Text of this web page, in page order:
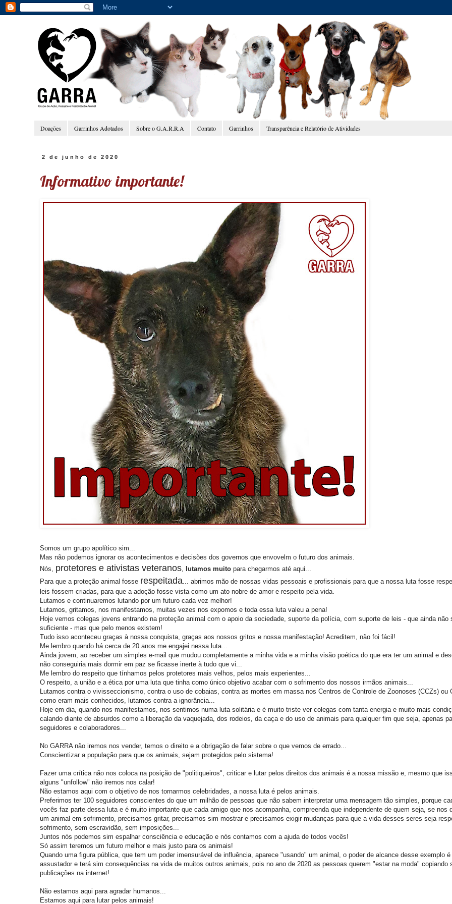
Doações Garrinhos Adotados Sobre o G.A.R.R.A Contato Garrinhos Transparência e Relatório de Atividades
2 de junho de 2020
Informativo importante!
Somos um grupo apolítico sim...
Mas não podemos ignorar os acontecimentos e decisões dos governos que envovelm o futuro dos animais.
Nós, protetores e ativistas veteranos, lutamos muito para chegarmos até aqui...
Para que a proteção animal fosse respeitada... abrimos mão de nossas vidas pessoais e profissionais para que a nossa luta fosse
leis fossem criadas, para que a adoção fosse vista como um ato nobre de amor e respeito pela vida.
Lutamos e continuaremos lutando por um futuro cada vez melhor!
Lutamos, gritamos, nos manifestamos, muitas vezes nos expomos e toda essa luta valeu a pena!
Hoje vemos colegas jovens entrando na proteção animal com o apoio da sociedade, suporte da polícia, com suporte de leis - que ainda não
suficiente - mas que pelo menos existem!
Tudo isso aconteceu graças à nossa conquista, graças aos nossos gritos e nossa manifestação! Acreditem, não foi fácil!
Me lembro quando há cerca de 20 anos me engajei nessa luta...
Ainda jovem, ao receber um simples e-mail que mudou completamente a minha vida e a minha visão poética do que era ter um animal e
não conseguiria mais dormir em paz se ficasse inerte à tudo que vi...
Me lembro do respeito que tínhamos pelos protetores mais velhos, pelos mais experientes...
O respeito, a união e a ética por uma luta que tinha como único objetivo acabar com o sofrimento dos nossos irmãos animais...
Lutamos contra o vivisseccionismo, contra o uso de cobaias, contra as mortes em massa nos Centros de Controle de Zoonoses (CCZs) ou
como eram mais conhecidos, lutamos contra a ignorância...
Hoje em dia, quando nos manifestamos, nos sentimos numa luta solitária e é muito triste ver colegas com tanta energia e muito mais
calando diante de absurdos como a liberação da vaquejada, dos rodeios, da caça e do uso de animais para qualquer fim que seja, apenas
seguidores e colaboradores...
No GARRA não iremos nos vender, temos o direito e a obrigação de falar sobre o que vemos de errado...
Conscientizar a população para que os animais, sejam protegidos pelo sistema!
Fazer uma crítica não nos coloca na posição de "politiqueiros", criticar e lutar pelos direitos dos animais é a nossa missão e, mesmo que
alguns "unfollow" não iremos nos calar!
Não estamos aqui com o objetivo de nos tornarmos celebridades, a nossa luta é pelos animais.
Preferimos ter 100 seguidores conscientes do que um milhão de pessoas que não sabem interpretar uma mensagem tão simples, porque
vocês faz parte dessa luta e é muito importante que cada amigo que nos acompanha, compreenda que independente de quem seja, se nos
um animal em sofrimento, precisamos gritar, precisamos sim mostrar e precisamos exigir mudanças para que a vida desses seres seja
sofrimento, sem escravidão, sem imposições...
Juntos nós podemos sim espalhar consciência e educação e nós contamos com a ajuda de todos vocês!
Só assim teremos um futuro melhor e mais justo para os animais!
Quando uma figura pública, que tem um poder imensurável de influência, aparece "usando" um animal, o poder de alcance desse exemplo
assustador e terá sim consequências na vida de muitos outros animais, pois no ano de 2020 as pessoas querem "estar na moda" copiando
publicações na internet!
Não estamos aqui para agradar humanos...
Estamos aqui para lutar pelos animais!